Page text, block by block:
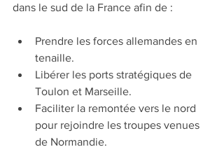
dans le sud de la France afin de :
Prendre les forces allemandes en
tenaille.
Libérer les ports stratégiques de
Toulon et Marseille.
Faciliter la remontée vers le nord
pour rejoindre les troupes venues
de Normandie.